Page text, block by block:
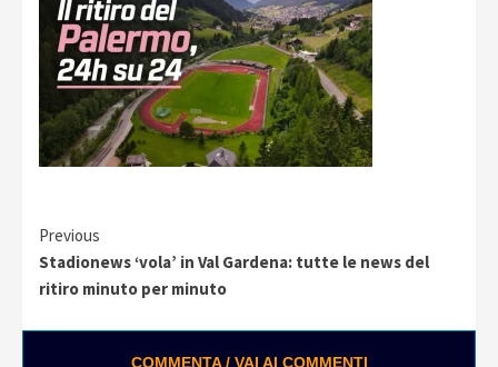
Continue
Reading
Previous
Stadionews ‘vola’ in Val Gardena: tutte le news del
ritiro minuto per minuto
COMMENTA / VAI AI COMMENTI